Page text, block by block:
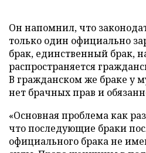
Он напомнил, что
только один официально
брак, единственный брак,
распространяется
В гражданском же браке
нет брачных прав и
«Основная проблема как
что последующие браки
официального брака не